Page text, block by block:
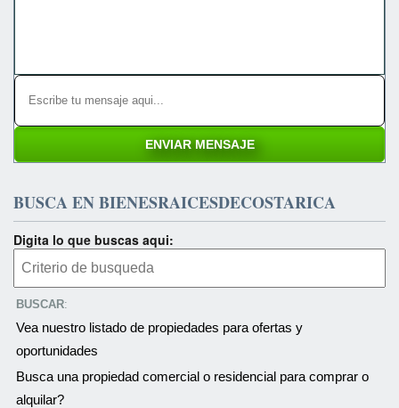
BUSCA EN BIENESRAICESDECOSTARICA
Digita lo que buscas aqui:
BUSCAR:
Vea nuestro listado de propiedades para ofertas y
oportunidades
Busca una propiedad comercial o residencial para comprar o
alquilar?